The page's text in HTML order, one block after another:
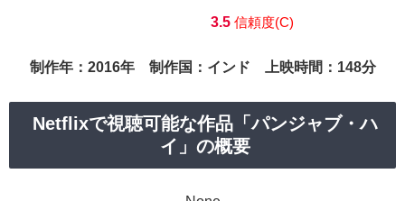
3.5 信頼度(C)
制作年：2016年 制作国：インド 上映時間：148分
Netflixで視聴可能な作品「パンジャブ・ハ
イ」の概要